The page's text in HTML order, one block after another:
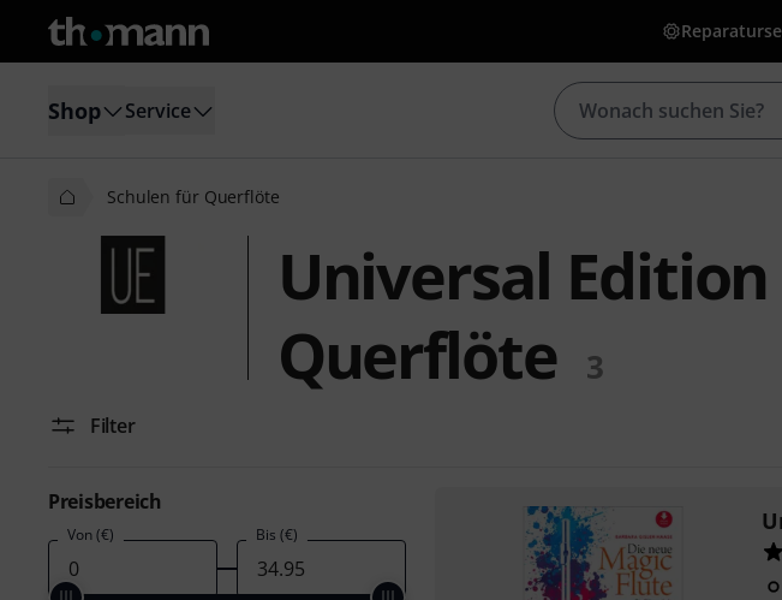
Shop Service
Schulen für Querflöte
Universal
Querflöte
3
Filter
Preisbereich
Von (€) Bis (€)